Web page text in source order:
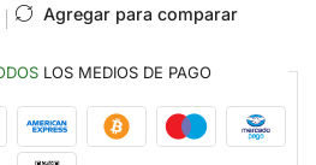
Agregar para comparar
LOS MEDIOS DE PAGO